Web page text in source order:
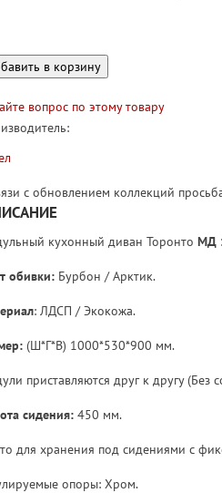
вопрос по этому товару
с обновлением коллекций
кухонный диван Торонто МД
обивки: Бурбон / Арктик.
: ЛДСП / Экокожа.
(Ш*Г*В) 1000*530*900 мм.
приставляются друг к другу (Без
сидения: 450 мм.
для хранения под сидениями с
опоры: Хром.